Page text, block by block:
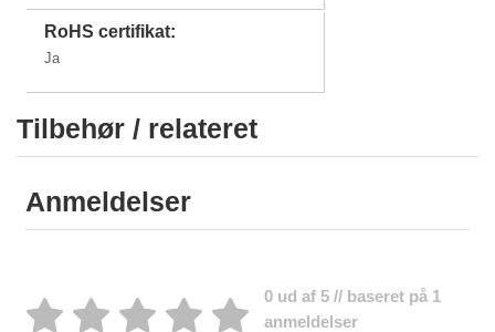
RoHS certifikat:
Ja
Tilbehør / relateret
Anmeldelser
0 ud af 5 // baseret på 1
anmeldelser